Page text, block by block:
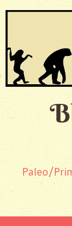
Paleo/